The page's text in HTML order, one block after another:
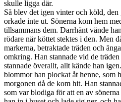
skulle ligga där.
Så blev det igen vinter och köld,
orkade inte ut. Sönerna kom hem
tillsammans dem. Darrhänt vände
rödare när köttet stektes i den. Men
markerna, betraktade träden och
omkring. Han stannade vid de
stannade överallt, allt kände han
blommor han plockat åt henne, som
morgonen då de kom hit. Han
som var blodiga för att en av